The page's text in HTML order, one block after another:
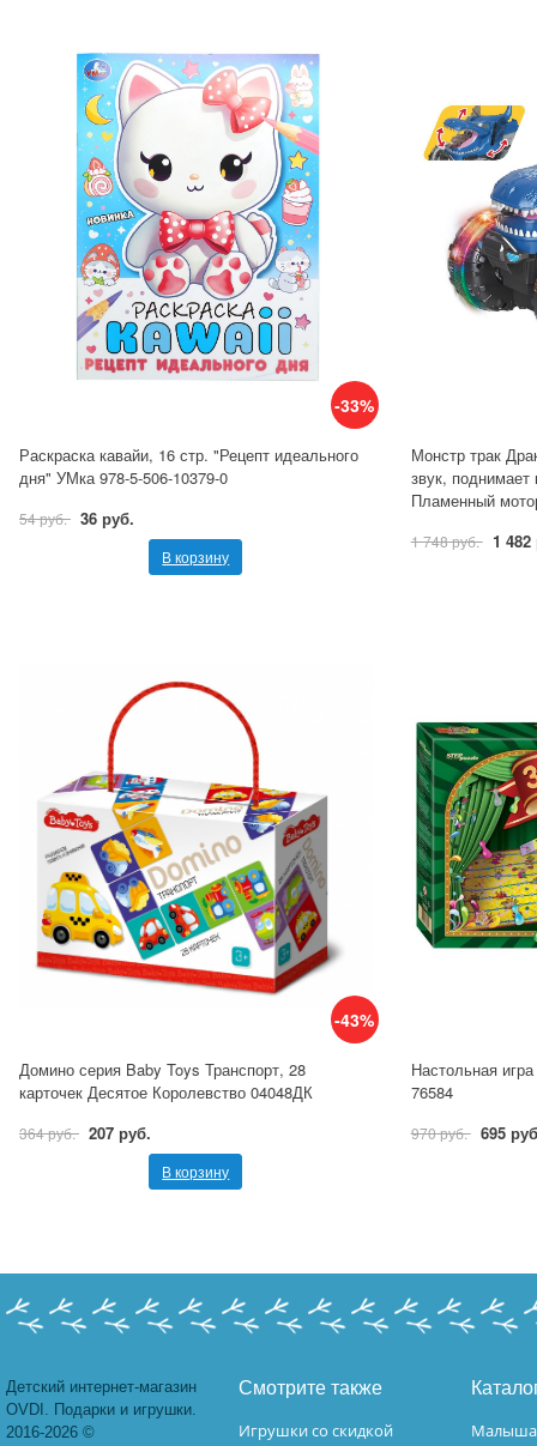
-33%
Раскраска кавайи, 16 стр. "Рецепт идеального
дня" УМка 978-5-506-10379-0
54 руб. 36 руб.
В корзину
Монстр трак
звук, поднимает
Пламенный
1 748 руб. 1 482
-43%
Домино серия Baby Toys Транспорт, 28
карточек Десятое Королевство 04048ДК
364 руб. 207 руб.
В корзину
Настольная
76584
970 руб. 695
Детский интернет-магазин
OVDI. Подарки и игрушки.
2016-2026 ©
Смотрите также
Игрушки со скидкой